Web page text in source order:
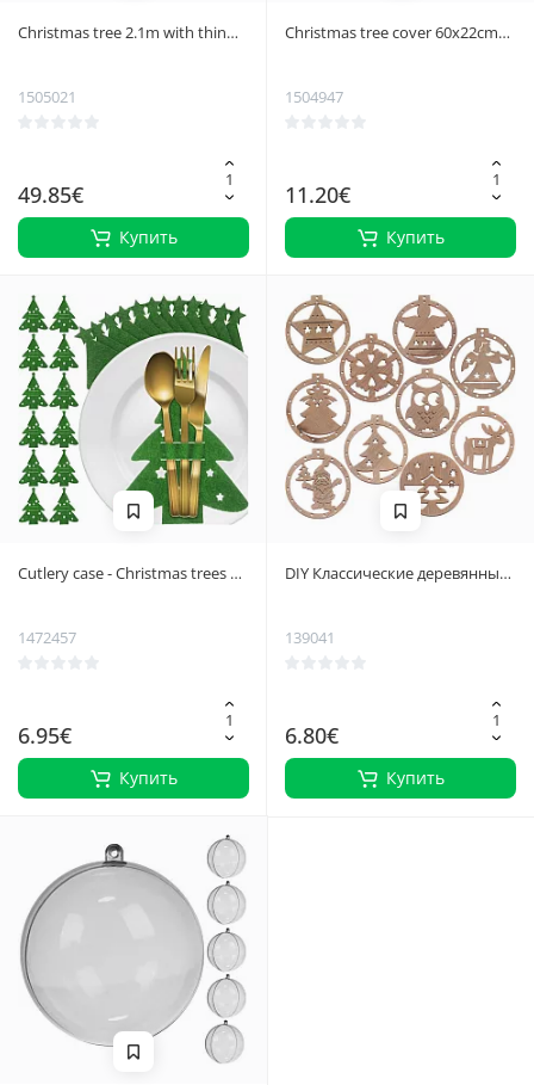
Christmas tree 2.1m with thin
1505021
49.85€
Купить
Christmas tree cover 60x22cm
1504947
11.20€
Купить
Cutlery case - Christmas trees 12
1472457
6.95€
Купить
DIY Классические деревянные
веревкой для подвешивания,
139041
6.80€
Купить